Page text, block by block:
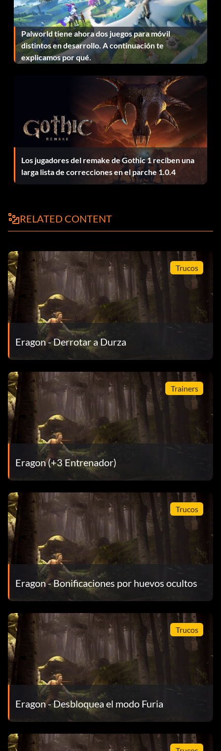
Encuentra todos los huevos ocultos del juego en cualquier
dificultad
Desbloquea el modo Furia:
Pausa el juego, mantén pulsado L1 L2 R1 R2 y pulsa
Cuadrado, Cuadrado, Círculo, Círculo.
Palworld tiene ahora dos juegos para móvil
distintos en desarrollo. A continuación te
explicamos por qué.
Los jugadores del remake de Gothic 1 reciben una
larga lista de correcciones en el parche 1.0.4
RELATED CONTENT
Trucos
Eragon - Derrotar a Durza
Trainers
Eragon (+3 Entrenador)
Trucos
Eragon - Bonificaciones por huevos ocultos
Trucos
Eragon - Desbloquea el modo Furia